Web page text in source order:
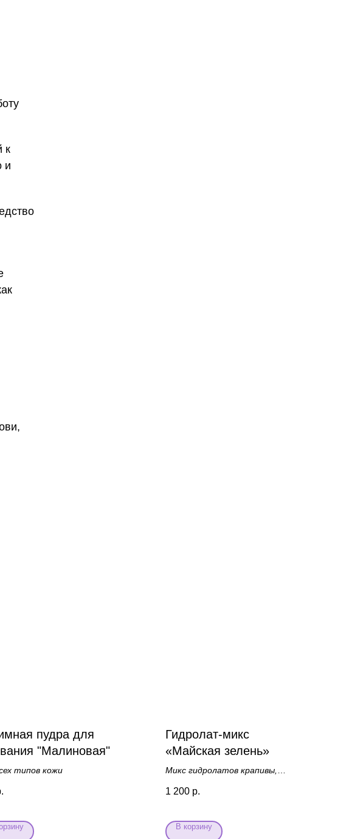
к
и
пудра для
"Малиновая"
типов кожи
Гидролат-микс
«Майская зелень»
Микс гидролатов крапивы,
лопуха и сныти
1 200 р.
В корзину